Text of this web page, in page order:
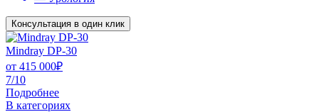
Консультация в один клик
Mindray DP-30
от 415 000₽
7/10
Подробнее
В категориях